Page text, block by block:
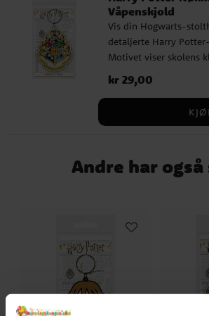
Harry Potter-produkt
Våpenskjold
Vis din Hogwarts-
detaljerte Harry
Motivet viser skolens
våpenskjold med de
for enhver ekte Harry
gummi ✔️ Motiv med
Pris:kr 29,00
kr 29,00
Andre har